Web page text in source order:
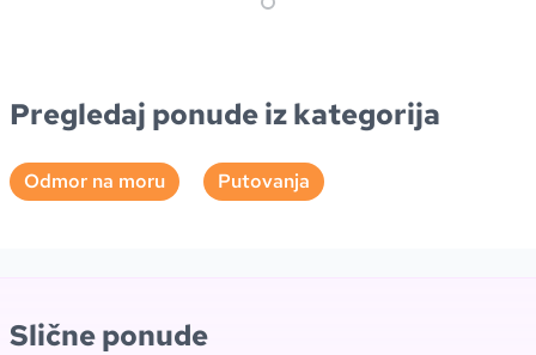
Pregledaj ponude iz kategorija
Odmor na moru Putovanja
Slične ponude